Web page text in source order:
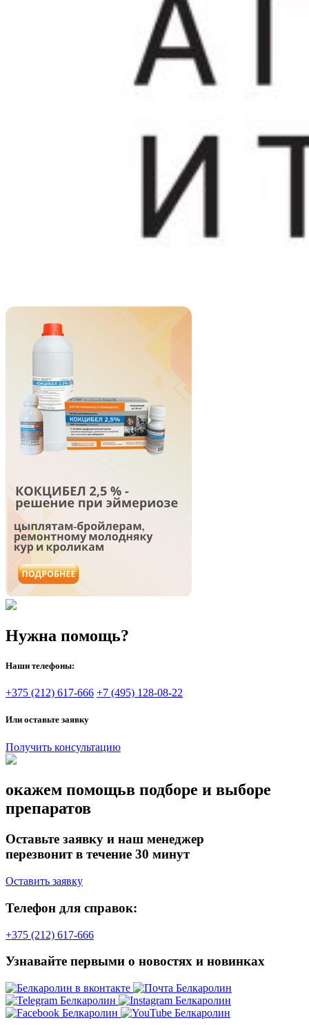
Нужна помощь?
Наши телефоны:
+375 (212) 617-666 +7 (495) 128-08-22
Или оставьте заявку
Получить консультацию
окажем помощьв подборе и выборе
препаратов
Оставьте заявку и наш менеджер
перезвонит в течение 30 минут
Оставить заявку
Телефон для справок:
+375 (212) 617-666
Узнавайте первыми о новостях и новинках